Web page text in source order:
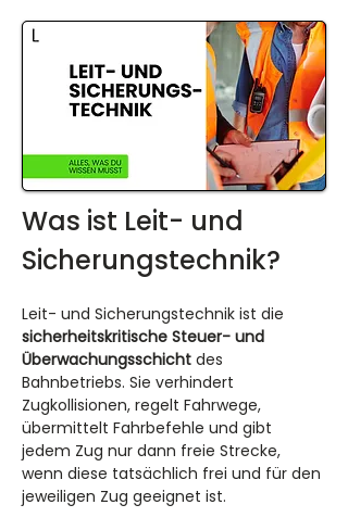
Was ist Leit- und
Sicherungstechnik?
Leit- und Sicherungstechnik ist die
sicherheitskritische Steuer- und
Überwachungsschicht des
Bahnbetriebs. Sie verhindert
Zugkollisionen, regelt Fahrwege,
übermittelt Fahrbefehle und gibt
jedem Zug nur dann freie Strecke,
wenn diese tatsächlich frei und für den
jeweiligen Zug geeignet ist.